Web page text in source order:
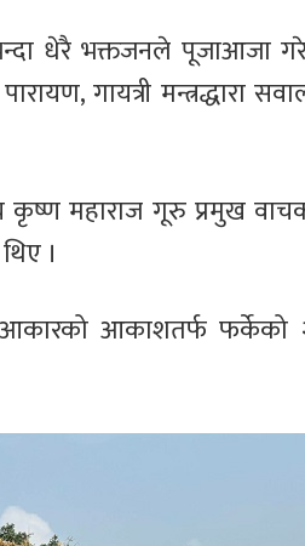
धेरै भक्तजनले पूजाआजा
गायत्री मन्त्रद्धारा
कृष्ण महाराज गूरु प्रमुख
।
आकाशतर्फ फर्केको